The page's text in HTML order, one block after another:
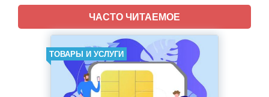
ЧАСТО ЧИТАЕМОЕ
ТОВАРЫ И УСЛУГИ